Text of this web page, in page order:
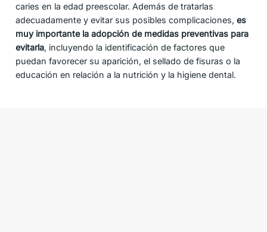
caries en la edad preescolar. Además de tratarlas
adecuadamente y evitar sus posibles complicaciones, es
muy importante la adopción de medidas preventivas para
evitarla, incluyendo la identificación de factores que
puedan favorecer su aparición, el sellado de fisuras o la
educación en relación a la nutrición y la higiene dental.